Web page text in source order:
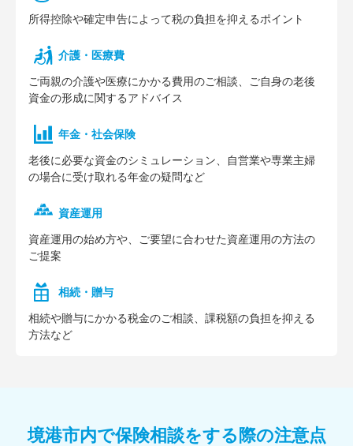
所得控除や確定申告によって税の負担を抑えるポイント
介護・医療費
ご両親の介護や医療にかかる費⽤のご相談、ご⾃⾝の⽼後
資⾦の形成に関するアドバイス
年⾦・社会保険
⽼後に必要な資⾦のシミュレーション、⾃営業や専業主婦
の場合に受け取れる年⾦の疑問など
資産運用
資産運⽤の始め⽅や、ご要望に合わせた資産運⽤の⽅法の
ご提案
相続・贈与
相続や贈与にかかる税⾦のご相談、課税額の負担を抑える
⽅法など
境港市内で保険相談をする際の注意点